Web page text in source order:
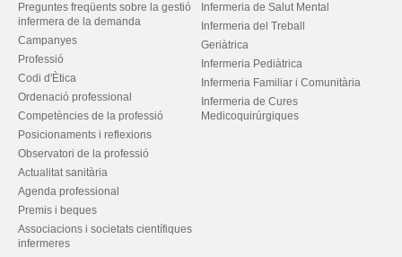
Preguntes freqüents sobre la gestió
infermera de la demanda
Campanyes
Professió
Codi d'Ètica
Ordenació professional
Competències de la professió
Posicionaments i reflexions
Observatori de la professió
Actualitat sanitària
Agenda professional
Premis i beques
Associacions i societats científiques
infermeres
Infermeria de Salut Mental
Infermeria del Treball
Geriàtrica
Infermeria Pediàtrica
Infermeria Familiar i Comunitària
Infermeria de Cures
Medicoquirúrgiques